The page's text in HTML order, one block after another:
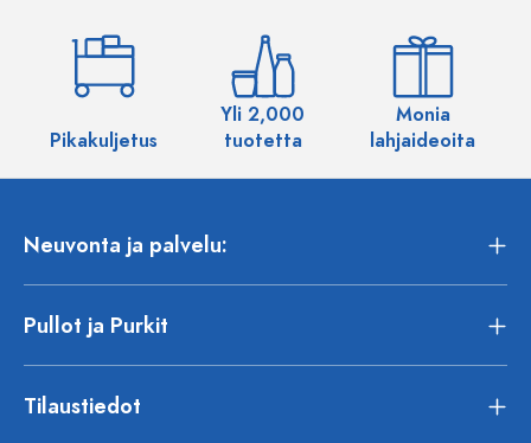
Pikakuljetus
Yli 2,000
tuotetta
Monia
lahjaideoita
Neuvonta ja palvelu:
Pullot ja Purkit
Tilaustiedot